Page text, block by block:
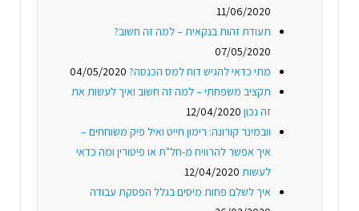
11/06/2020
תעודת זהות בנקאית – למה זה חשוב?
07/05/2020
מתי כדאי להגיש דוח למס הכנסה? 04/05/2020
תקציב משפחתי – למה זה חשוב ואיך לעשות את
זה נכון 12/04/2020
וובמינר קורונה: רימון חייט ואיל פיק משוחחים –
איך אפשר להרוויח מ-חל"ת או פיטורין ומה כדאי
לעשות 12/04/2020
איך לשלם פחות מיסים בגלל הפסקת עבודה